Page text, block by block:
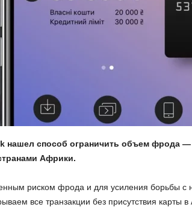
c
нашел способ ограничить объем фрода
Африки.
риском фрода и для усиления борьбы с
все транзакции без присутствия карты